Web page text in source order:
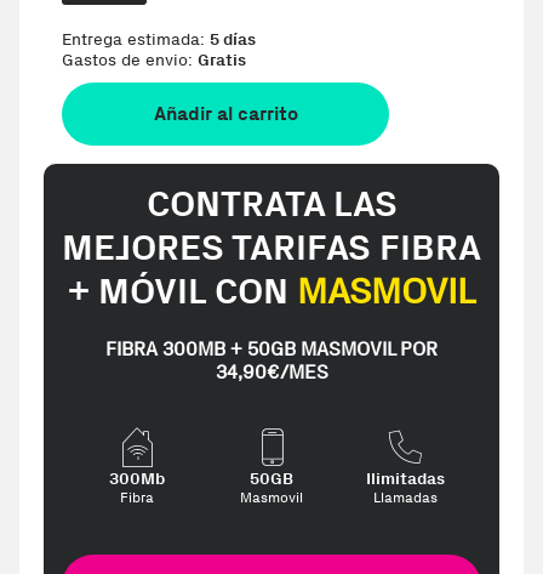
Entrega estimada: 5 días
Gastos de envio: Gratis
Añadir al carrito
CONTRATA LAS
MEJORES TARIFAS FIBRA
+ MÓVIL CON MASMOVIL
FIBRA 300MB + 50GB MASMOVIL POR
34,90€/MES
300Mb
Fibra
50GB
Masmovil
Ilimitadas
Llamadas